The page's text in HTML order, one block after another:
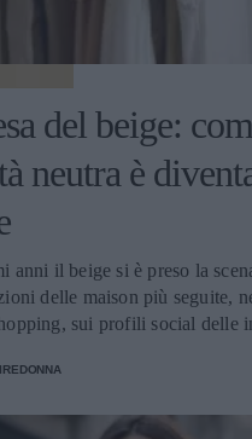
del beige:
neutra è
e sono perfette su tagli netti e silhouette moderne. Hanno conquistato spazio nel gusto urbano delle grandi capitali della moda, da Copenaghen a Tokyo, dove vengono interpretate in chiave minimalista con linee rigorose e proporzioni studiate. Tra questi due poli si muovono i beige neutri, i veri jolly del guardaroba che si abbinano a tutto: ai grigi, ai blu, ai bianchi, ai colori accesi che vogliano un punto di calma. Sono le tonalità che ogni stylist tiene a portata di mano per bilanciare un look senza forzature. A ognuna la sua sfumatura Una delle ragioni del successo del beige è semplice: con la sfumatura giusta, sta bene davvero a tutte. La famiglia cromatica è così ampia che ogni tipo di carnagione trova la sua declinazione ideale - basta scegliere il sottotono adatto al colore della pelle, degli occhi e dei capelli. Le donne con pelle chiara e sottotono freddo trovano la loro dimensione nei greige, nei nude rosati e nei beige cinerei, che dialogano in modo naturale con incarnati tenui. Le pelli ambrate, olivastre o dorate si illuminano con i cammello, i biscotto e i tabacco, che esaltano il calore della carnagione. Le pelli medie con sottotono neutro hanno la fortuna di poter giocare con quasi tutte le sfumature della palette, dalle più chiare alle più sature. Un altro punto di forza è il rapporto con la luce. Sotto il sole estivo il beige si accende e diventa solare, sotto i cieli grigi invernali mantiene calore e presenza, alla luce artificiale degli ambienti chiusi resta sempre raffinato senza appiattirsi. Pochi colori conservano il proprio carattere in ogni condizione di illuminazione, e questa qualità rende il beige un alleato prezioso per le giornate fatte di molti cambi di scena. A questo si aggiunge la sua flessibilità: il beige si adatta a ogni ambiente, dal più formale al più rilassato. Sta bene in ufficio, in una riunione importante, a una cerimonia, a una cena tra amiche, a una passeggiata del sabato pomeriggio. Pochi colori coprono una gamma così ampia di occasioni mantenendo intatta la propria eleganza. Total beige: come indossarlo senza appiattirlo Tra le tendenze più forti degli ultimi anni c'è il total beige look, che consiste nel vestirsi interamente in sfumature della stessa famiglia cromatica, dal capospalla alle scarpe. Una formula che richiede attenzione per riuscire bene, ma che ben dosata regala risultati di grande raffinatezza. Il segreto sta nel giocare con sottotoni vicini ma diversi. Un pantalone color sabbia abbinato a una camicia écru e a un capospalla cammello dà molto più carattere di un look fatto di un'unica identica tonalità ripetuta dalla testa ai piedi. Le piccole variazioni cromatiche danno profondità all'insieme e impediscono l'effetto monotono. Determinante è anche il mix di materiali. Quando il colore è uniforme, sono le texture a fare la differenza: una camicia di seta sotto una giacca di lana, un pantalone di lino con un capospalla in cashmere, accessori in pelle che dialogano con maglie morbide. Il gioco delle superfici tattili è ciò che trasforma un total look beige da banale a sofisticato. Attenzione alla la regola del dettaglio che spezza. Una cintura in cuoio scuro, una collana dorata, un foulard con un accento più caldo o più freddo: piccoli scostamenti che danno ritmo al look e gli regalano carattere senza intaccare la coerenza cromatica. Un accessorio scelto bene fa la differenza tra un outfit elegante e un outfit memorabile. Dal lino estivo al cashmere invernale: una palette per tutto l'anno Una delle qualità più apprezzate del beige è la capacità di accompagnare il guardaroba lungo tutte le stagioni. In estate vive nei lini grezzi, nei cotoni leggeri e nelle sete fresche; in primavera e autunno passa ai twill, ai jersey strutturati e ai velluti; in inverno diventa protagonista delle materie nobili come cashmere, lana vergine, alpaca e mohair. Questa continuità ha cambiato il modo in cui molte donne pensano agli acquisti. Anziché ripartire da capo a ogni cambio di stagione, si ragiona per filoni cromatici che durano nel tempo: capi che dialogano tra loro mese dopo mese, accessori che stanno bene su outfit diversi, una palette che permette di mescolare gli investimenti fatti in momenti differenti dell'anno senza rotture stilistiche. I capispalla sono il terreno dove questa logica dà i risultati migliori. Un cappotto beige si adatta alle occasioni più diverse con una facilità che pochi altri capi possiedono: si presta a tagli classici e contemporanei, dialoga con qualunque palette del guardaroba sottostante, risalta l'eleganza di un completo formale come la vivacità di un look casual. La conferma di questa versatilità si può rintracciare guardando alle proposte di realtà consolidate come Cinzia Rocca, che hanno fatto della sartorialità italiana applicata al capospalla la propria firma: ogni cappotto beige da donna dell’azienda è pensato per durare nel tempo, grazie a tagli che restano attuali stagione dopo stagione e a lavorazioni che portano avanti la tradizione artigianale del Made in Italy. Il beige in passerella: una palette che valorizza il taglio Chi segue le sfilate sa che il beige ricorre con costanza in ogni stagione, dalle collezioni primavera-estate a quelle autunno-inverno. Non è una scelta casuale: la palette neutra valorizza il taglio del capo, mette in luce la qualità della lavorazione, fa emergere la pulizia delle linee senza che il colore rubi la scena. Quando un capo sfila in cammello chiaro o in sabbia, l'occhio coglie subito la forma: il volume delle spalle, la cadenza dei dettagli sartoriali, la